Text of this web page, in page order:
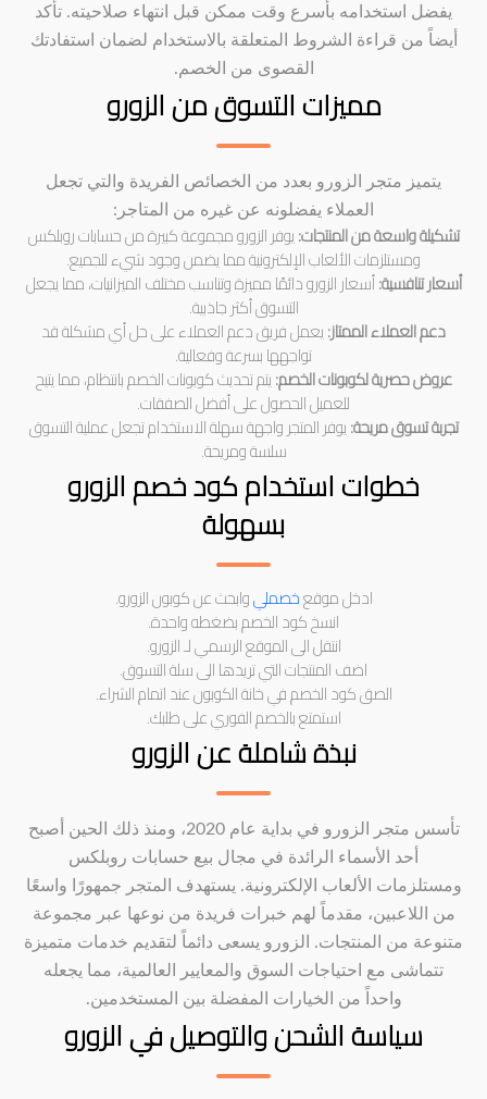
يفضل استخدامه بأسرع وقت ممكن قبل انتهاء صلاحيته. تأكد
أيضاً من قراءة الشروط المتعلقة بالاستخدام لضمان استفادتك
القصوى من الخصم.
مميزات التسوق من الزورو
يتميز متجر الزورو بعدد من الخصائص الفريدة والتي تجعل
العملاء يفضلونه عن غيره من المتاجر:
تشكيلة واسعة من المنتجات:يوفر الزورو مجموعة كبيرة من حسابات روبلكس
ومستلزمات الألعاب الإلكترونية مما يضمن وجود شيء للجميع.
أسعار تنافسية:أسعار الزورو دائمًا مميزة وتناسب مختلف الميزانيات، مما يجعل
التسوق أكثر جاذبية.
دعم العملاء الممتاز:يعمل فريق دعم العملاء على حل أي مشكلة قد
تواجهها بسرعة وفعالية.
عروض حصرية لكوبونات الخصم:يتم تحديث كوبونات الخصم بانتظام، مما يتيح
للعميل الحصول على أفضل الصفقات.
تجربة تسوق مريحة:يوفر المتجر واجهة سهلة الاستخدام تجعل عملية التسوق
سلسة ومريحة.
خطوات استخدام كود خصم الزورو
بسهولة
ادخل موقعخصمليوابحث عن كوبون الزورو.
انسخ كود الخصم بضغطه واحدة.
انتقل الى الموقع الرسمي لـ الزورو.
اضف المنتجات التي تريدها الى سلة التسوق.
الصق كود الخصم في خانة الكوبون عند اتمام الشراء.
استمتع بالخصم الفوري على طلبك.
نبذة شاملة عن الزورو
تأسس متجر الزورو في بداية عام 2020، ومنذ ذلك الحين أصبح
أحد الأسماء الرائدة في مجال بيع حسابات روبلكس
ومستلزمات الألعاب الإلكترونية. يستهدف المتجر جمهورًا واسعًا
من اللاعبين، مقدماً لهم خبرات فريدة من نوعها عبر مجموعة
متنوعة من المنتجات. الزورو يسعى دائماً لتقديم خدمات متميزة
تتماشى مع احتياجات السوق والمعايير العالمية، مما يجعله
واحداً من الخيارات المفضلة بين المستخدمين.
سياسة الشحن والتوصيل في الزورو